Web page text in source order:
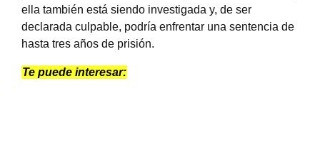
ella también está siendo investigada y, de ser
declarada culpable, podría enfrentar una sentencia de
hasta tres años de prisión.
Te puede interesar: